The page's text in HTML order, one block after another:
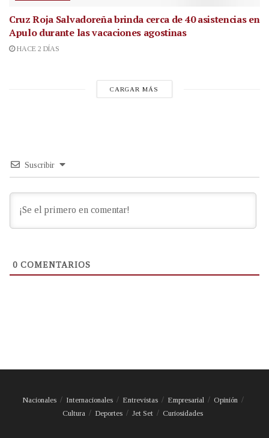
Cruz Roja Salvadoreña brinda cerca de 40 asistencias en
Apulo durante las vacaciones agostinas
HACE 2 DÍAS
CARGAR MÁS
Suscribir
0 COMENTARIOS
Nacionales Internacionales Entrevistas Empresarial
Opinión
Cultura
Deportes Jet Set Curiosidades